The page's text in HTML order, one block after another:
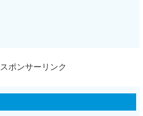
スポンサーリンク